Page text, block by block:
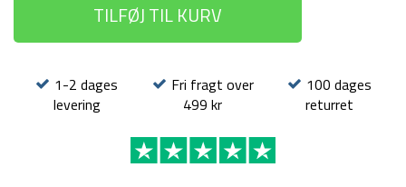
TILFØJ TIL KURV
1-2 dages
levering
Fri fragt over
499 kr
100 dages
returret